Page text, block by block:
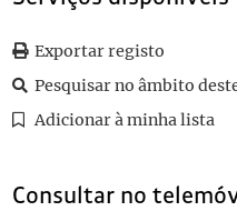
0057
Sem título
1911-02-02
0059 Sem título
0060 Sem título 1911-02-
(...)
Exportar registo
Pesquisar no âmbito
Adicionar à minha lista
Consultar no